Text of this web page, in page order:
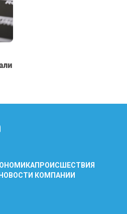
ПРОИСШЕСТВИЯ
НОВОСТИ КОМПАНИИ